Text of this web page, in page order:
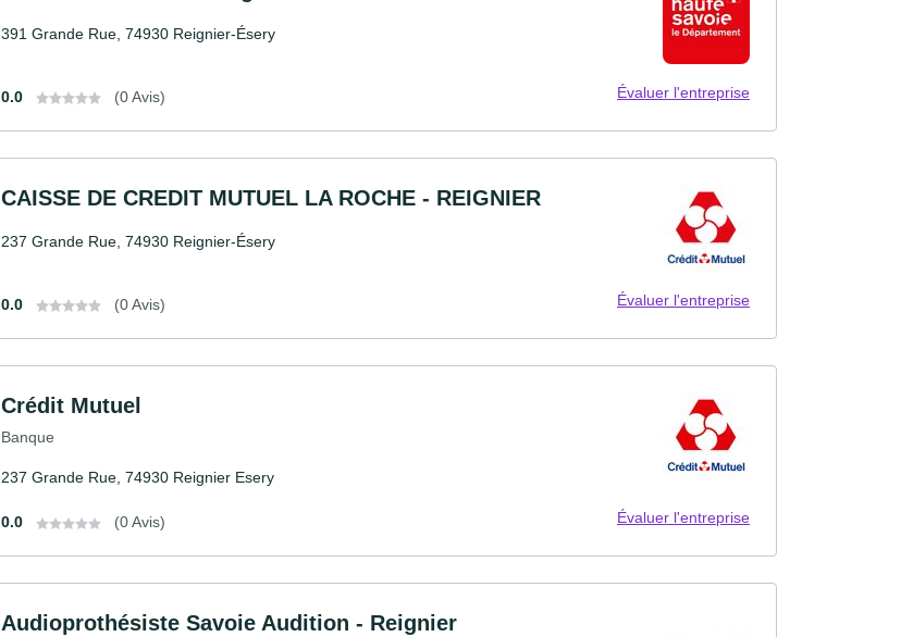
391 Grande Rue, 74930 Reignier-Ésery
0.0 (0 Avis) Évaluer l'entreprise
CAISSE DE CREDIT MUTUEL LA ROCHE - REIGNIER
237 Grande Rue, 74930 Reignier-Ésery
0.0 (0 Avis) Évaluer l'entreprise
Crédit Mutuel
Banque
237 Grande Rue, 74930 Reignier Esery
0.0 (0 Avis) Évaluer l'entreprise
Audioprothésiste Savoie Audition - Reignier